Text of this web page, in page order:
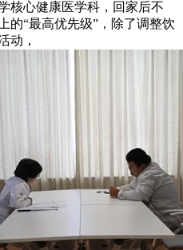
核心健康医学科，回家后不
的“最高优先级”，除了调整饮
动，